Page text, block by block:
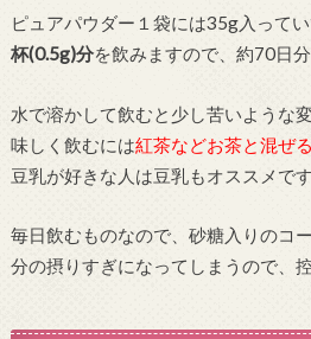
ピュアパウダー１袋には35g入って
杯(0.5g)分を飲みますので、約70日
水で溶かして飲むと少し苦いような
味しく飲むには紅茶などお茶と混ぜ
豆乳が好きな人は豆乳もオススメで
毎日飲むものなので、砂糖入りのコ
分の摂りすぎになってしまうので、